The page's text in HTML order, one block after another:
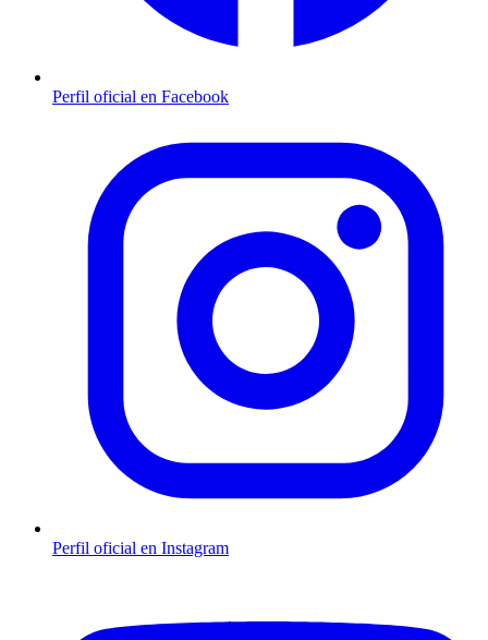
Perfil oficial en Facebook
Perfil oficial en Instagram